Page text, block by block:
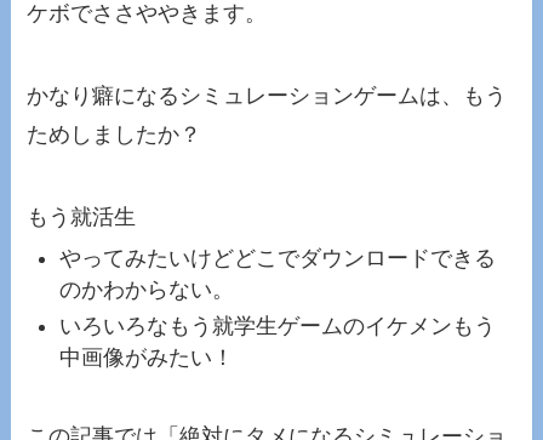
ケボでささややきます。
かなり癖になる シミュレーションゲームは、もう
ためしましたか？
もう就活生
やってみたいけどどこでダウンロードできる
のかわからない。
いろいろなもう就学生ゲームのイケメンもう
中画像がみたい！